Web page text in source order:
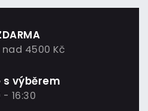
4500 Kč
výběrem
16:30